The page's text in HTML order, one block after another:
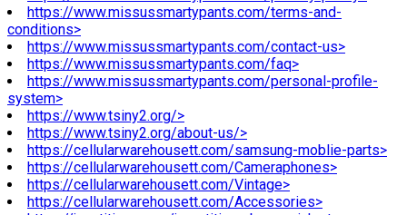
https://www.missussmartypants.com/terms-and-
conditions>
https://www.missussmartypants.com/contact-us>
https://www.missussmartypants.com/faq>
https://www.missussmartypants.com/personal-profile-
system>
https://www.tsiny2.org/>
https://www.tsiny2.org/about-us/>
https://cellularwarehousett.com/samsung-moblie-parts>
https://cellularwarehousett.com/Cameraphones>
https://cellularwarehousett.com/Vintage>
https://cellularwarehousett.com/Accessories>